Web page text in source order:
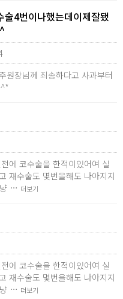
술4번이나했는데이제잘됐
원장님께 죄송하다고 사과부터
에 코수술을 한적이있어여 실
재수술도 몇번을해도 나아지지
… 더보기
에 코수술을 한적이있어여 실
재수술도 몇번을해도 나아지지
… 더보기